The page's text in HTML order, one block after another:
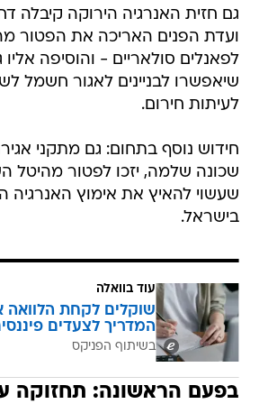
גם חזית האנרגיה הירוקה קיבלה
ועדת הפנים האריכה את הפטור
לפאנלים סולאריים - והוסיפה
שיאפשרו לבניינים לאגור חשמל
לעיתות חירום.
חידוש נוסף בתחום: גם מתקני
שכונה שלמה, יזכו לפטור
שעשוי להאיץ את אימוץ האנרגיה
בישראל.
עוד בוואלה
שוקלים לקחת הלוואה
המדריך לצעדים
בשיתוף הפניקס
בפעם הראשונה: תחזוקה